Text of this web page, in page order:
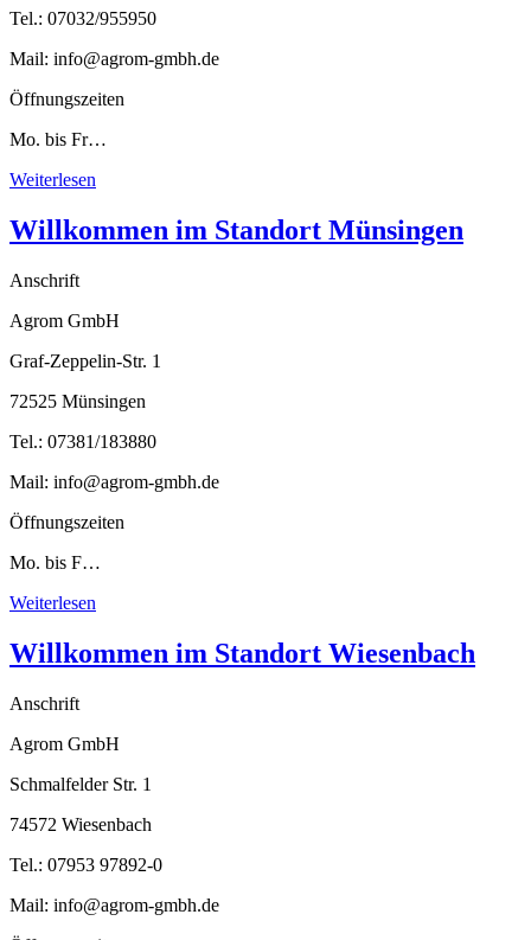
Tel.: 07032/955950
Mail: info@agrom-gmbh.de
Öffnungszeiten
Mo. bis Fr…
Weiterlesen
Willkommen im Standort Münsingen
Anschrift
Agrom GmbH
Graf-Zeppelin-Str. 1
72525 Münsingen
Tel.: 07381/183880
Mail: info@agrom-gmbh.de
Öffnungszeiten
Mo. bis F…
Weiterlesen
Willkommen im Standort Wiesenbach
Anschrift
Agrom GmbH
Schmalfelder Str. 1
74572 Wiesenbach
Tel.: 07953 97892-0
Mail: info@agrom-gmbh.de